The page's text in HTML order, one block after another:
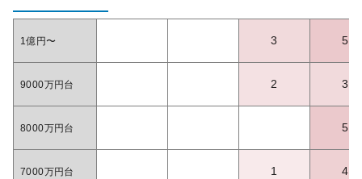
1億円〜 3 5
9000万円台 2 3
8000万円台 5
7000万円台 1 4